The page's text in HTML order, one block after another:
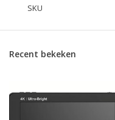
SKU
Recent bekeken